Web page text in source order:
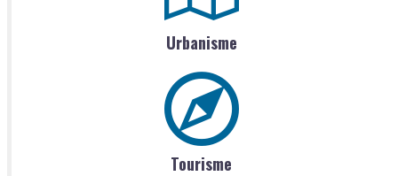
Urbanisme
Tourisme